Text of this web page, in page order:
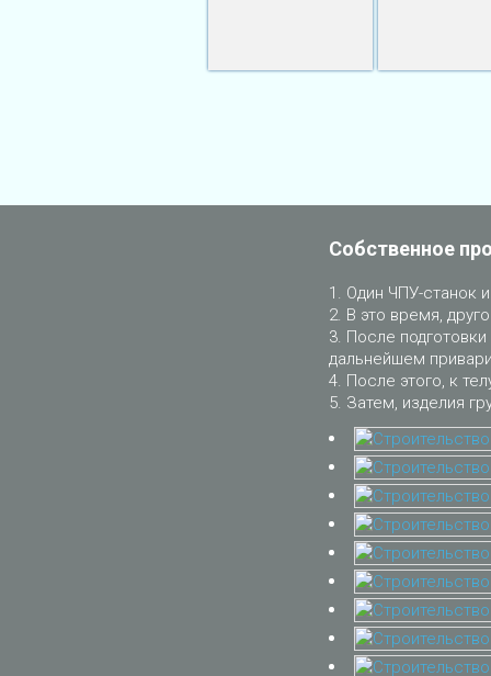
Собственное
Один ЧПУ-станок
В это время,
После
дальнейшем
После этого, к
Затем, изделия